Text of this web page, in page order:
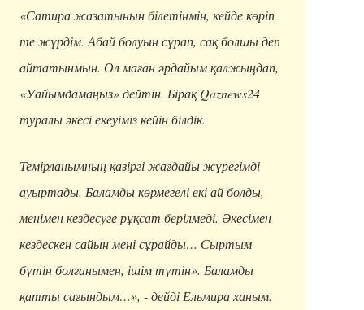
«Сатира жазатынын білетінмін, кейде көріп
те жүрдім. Абай болуын сұрап, сақ болшы деп
айтатынмын. Ол маған әрдайым қалжыңдап,
«Уайымдамаңыз» дейтін. Бірақ Qaznews24
туралы әкесі екеуіміз кейін білдік.
Темірланымның қазіргі жағдайы жүрегімді
ауыртады. Баламды көрмегелі екі ай болды,
менімен кездесуге рұқсат берілмеді. Әкесімен
кездескен сайын мені сұрайды… Сыртым
бүтін болғанымен, ішім түтін». Баламды
қатты сағындым…», - дейді Ельмира ханым.